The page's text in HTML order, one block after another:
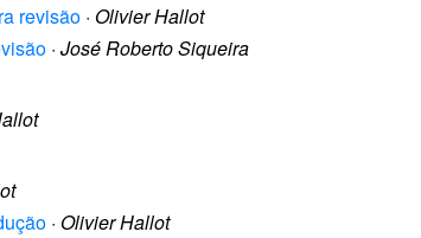
revisão · Olivier Hallot
· José Roberto Siqueira
· Olivier Hallot